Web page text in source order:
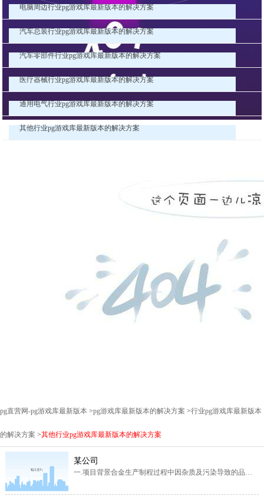
电脑周边行业pg游戏库最新版本的解决方案
汽车总装行业pg游戏库最新版本的解决方案
汽车零部件行业pg游戏库最新版本的解决方案
医疗器械行业pg游戏库最新版本的解决方案
通用电气行业pg游戏库最新版本的解决方案
其他行业pg游戏库最新版本的解决方案
pg直营网-pg游戏库最新版本 >pg游戏库最新版本的解决方案 >行业pg游戏库最新版本
的解决方案 >其他行业pg游戏库最新版本的解决方案
某公司
一.项目背景合金生产制程过程中因杂质及污染导致的品质
了能够降低不良公司现场5s管理能够系统化运行起来。由